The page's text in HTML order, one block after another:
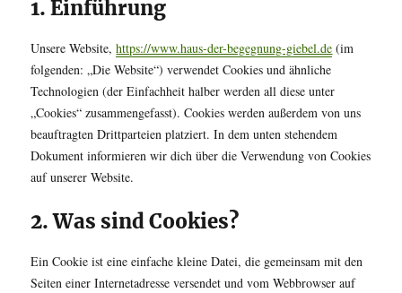
1. Einführung
Unsere Website,https://www.haus-der-begegnung-giebel.de (im
folgenden: „Die Website“) verwendet Cookies und ähnliche
Technologien (der Einfachheit halber werden all diese unter
„Cookies“ zusammengefasst). Cookies werden außerdem von uns
beauftragten Drittparteien platziert. In dem unten stehendem
Dokument informieren wir dich über die Verwendung von Cookies
auf unserer Website.
2. Was sind Cookies?
Ein Cookie ist eine einfache kleine Datei, die gemeinsam mit den
Seiten einer Internetadresse versendet und vom Webbrowser auf